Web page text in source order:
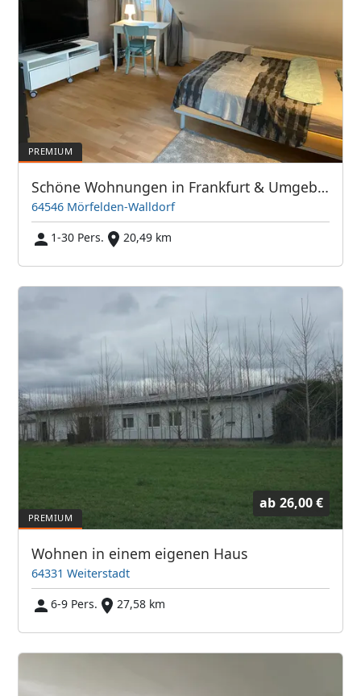
Schöne Wohnungen in Frankfurt & Umgebung - PIM APARTMENTS
64546 Mörfelden-Walldorf
1-30 Pers.
20,49 km
ab 26,00 €
Wohnen in einem eigenen Haus
64331 Weiterstadt
6-9 Pers.
27,58 km